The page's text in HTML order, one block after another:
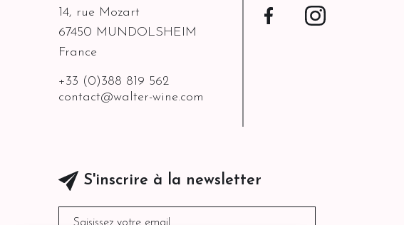
14, rue Mozart
67450 MUNDOLSHEIM
France
+33 (0)388 819 562
contact@walter-wine.com
FacebookInstagram
S'inscrire à la newsletter